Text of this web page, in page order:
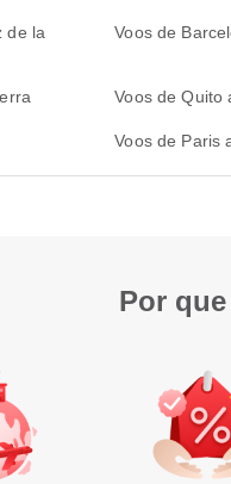
de la
Voos de
Voos de Quito
Voos de Paris
Por